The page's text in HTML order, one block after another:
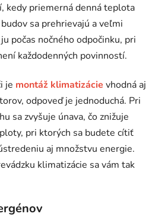
kedy priemerná denná teplota
sa prehrievajú a veľmi
počas nočného odpočinku, pri
každodenných povinností.
je montáž klimatizácie vhodná aj
odpoveď je jednoduchá. Pri
sa zvyšuje únava, čo znižuje
pri ktorých sa budete cítiť
aj množstvu energie.
klimatizácie sa vám tak